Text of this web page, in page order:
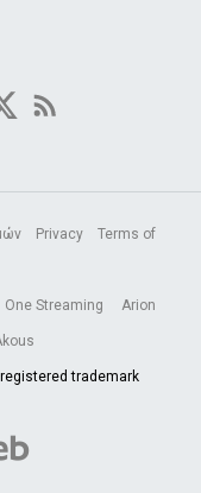
Privacy Terms of
One Streaming Arion
trademark